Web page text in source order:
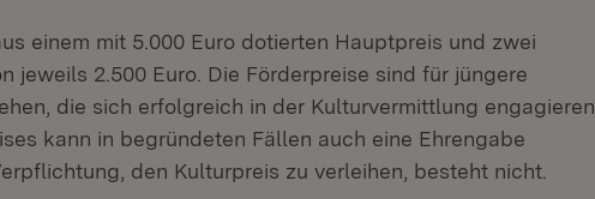
einem mit 5.000 Euro dotierten Hauptpreis und zwei
jeweils 2.500 Euro. Die Förderpreise sind für jüngere
die sich erfolgreich in der Kulturvermittlung engagieren.
kann in begründeten Fällen auch eine Ehrengabe
den Kulturpreis zu verleihen, besteht nicht.